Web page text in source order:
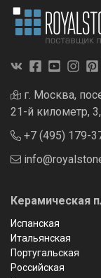
г. Москва,
21-й километр,
+7 (495) 179-
Керамическая
Испанская
Итальянская
Португальская
Российская